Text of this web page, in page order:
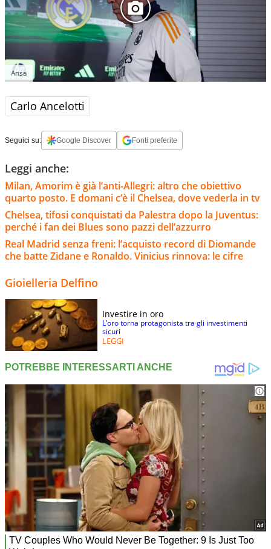
Ansa
Carlo Ancelotti
Seguici su: Google Discover Fonti preferite
Leggi anche:
Milan, Amorim è già l’anti-Allegri: altro che obiettivo
quarto posto. E domani c’è il Chelsea, dove vederla in tv
Chelsea, tifosi conquistati da Palestra dopo la Juventus:
perché i fan dei Blues sono pazzi dell’azzurro
Real Madrid senza freni: l’acquisto record di Diomande
che batte Zidane e Ronaldo. Vinicius rinnova: le cifre
Gioielleria Delfino
Investire in oro
L’oro torna protagonista tra gli investimenti
sicuri
LEGGI